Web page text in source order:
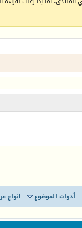
أدوات الموضوع انواع